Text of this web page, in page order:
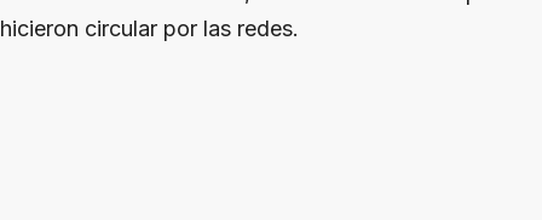
hicieron circular por las redes.